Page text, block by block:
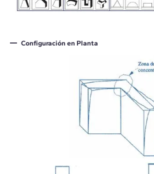
Configuración en Planta